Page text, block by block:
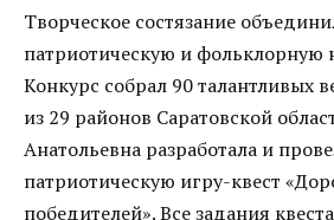
Творческое состязание
патриотическую и фольклорную
Конкурс собрал 90 талантливых
из 29 районов Саратовской
Анатольевна разработала и
патриотическую игру-квест
победителей». Все задания